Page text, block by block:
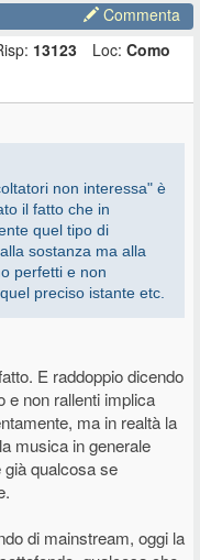
della gente non
per gli artisti sarà
tornare sull'argomento
Commenta
13123 Loc: Como
non interessa" è
il fatto che in
quel tipo di
sostanza ma alla
perfetti e non
preciso istante etc.
E raddoppio dicendo
e non rallenti implica
ma in realtà la
musica in generale
qualcosa se
di mainstream, oggi la